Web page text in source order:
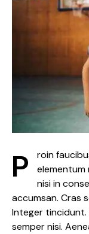
Proin faucibus nec mauris a sodales, sed
elementum
nisi in
accumsan. Cras
Integer tincidunt.
semper nisi.